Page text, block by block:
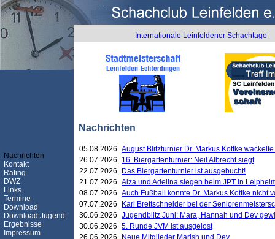
Internationale Leinfeldener Schachtage
Nachrichten
Nachrichten
Kontakt
Rating
DWZ
Links
Termine
Download
Download Jugend
Ergebnisse
Impressum
05.08.2026 August Blitzturnier Dr. Markus Kottke
26.07.2026
16. Biergartenturnier: Neil Albrecht siegt
22.07.2026
Das Biergartenturnier ist ausgebucht!
21.07.2026 Aiza und Adelina siegen beim JPT in
08.07.2026 Auch Fußball konnte Dr. Markus Kottke nicht
07.07.2026
Karl Brettschneider bei der
30.06.2026 Jugendblitz Juni: Mara, Hannah und Dev
30.06.2026 5. Runde JVM ist ausgelost
26.06.2026
Neue Mitglieder Marish und Dev